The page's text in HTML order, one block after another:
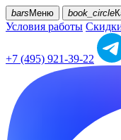
bars Меню book_circle
Условия работы
+7 (495) 921-39-22